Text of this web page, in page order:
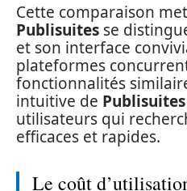
Cette comparaison
Publisuites se
et son interface
plateformes
fonctionnalités
intuitive de Publisuites
utilisateurs qui
efficaces et rapides.
Le coût